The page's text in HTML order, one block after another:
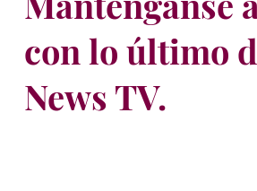
con lo último
News TV.